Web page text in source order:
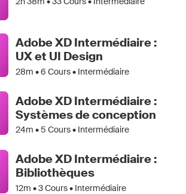
Adobe XD Intermédiaire :
UX et UI Design
28m •6 Cours • Intermédiaire
Adobe XD Intermédiaire :
Systèmes de conception
24m •5 Cours • Intermédiaire
Adobe XD Intermédiaire :
Bibliothèques
12m •3Cours • Intermédiaire